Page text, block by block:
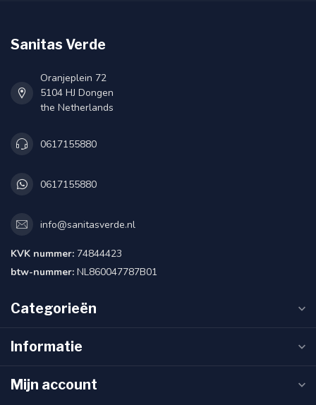
Sanitas Verde
Oranjeplein 72
5104 HJ Dongen
the Netherlands
0617155880
0617155880
info@sanitasverde.nl
KVK nummer: 74844423
btw-nummer: NL860047787B01
Categorieën
Informatie
Mijn account